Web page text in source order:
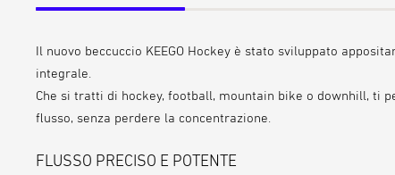
Il nuovo beccuccio KEEGO Hockey è stato sviluppato
integrale.
Che si tratti di hockey, football, mountain bike o downhill, ti
flusso, senza perdere la concentrazione.
FLUSSO PRECISO E POTENTE